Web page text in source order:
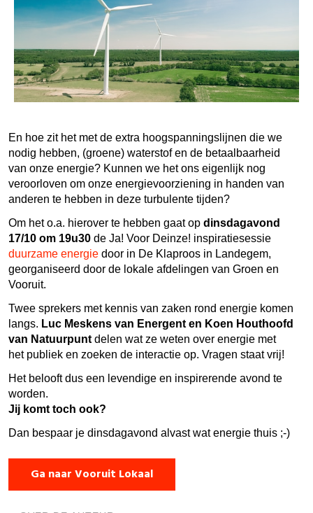
En hoe zit het met de extra hoogspanningslijnen die we
nodig hebben, (groene) waterstof en de betaalbaarheid
van onze energie? Kunnen we het ons eigenlijk nog
veroorloven om onze energievoorziening in handen van
anderen te hebben in deze turbulente tijden?
Om het o.a. hierover te hebben gaat op dinsdagavond
17/10 om 19u30 de Ja! Voor Deinze! inspiratiesessie
duurzame energie door in De Klaproos in Landegem,
georganiseerd door de lokale afdelingen van Groen en
Vooruit.
Twee sprekers met kennis van zaken rond energie komen
langs. Luc Meskens van Energent en Koen Houthoofd
van Natuurpunt delen wat ze weten over energie met
het publiek en zoeken de interactie op. Vragen staat vrij!
Het belooft dus een levendige en inspirerende avond te
worden.
Jij komt toch ook?
Dan bespaar je dinsdagavond alvast wat energie thuis ;-)
Ga naar Vooruit Lokaal